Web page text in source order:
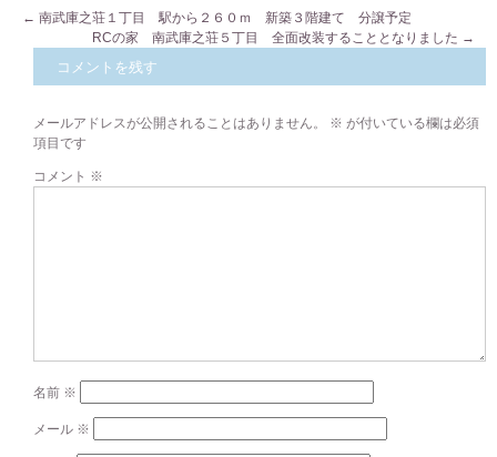
← 南武庫之荘１丁目 駅から２６０ｍ 新築３階建て 分譲予定
RCの家 南武庫之荘５丁目 全面改装することとなりました →
コメントを残す
メールアドレスが公開されることはありません。 ※ が付いている欄は必須
項目です
コメント ※
名前 ※
メール ※